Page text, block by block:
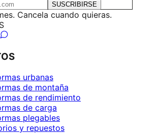
SUSCRIBIRSE
Cancela cuando quieras.
urbanas
de montaña
de rendimiento
de carga
plegables
y repuestos